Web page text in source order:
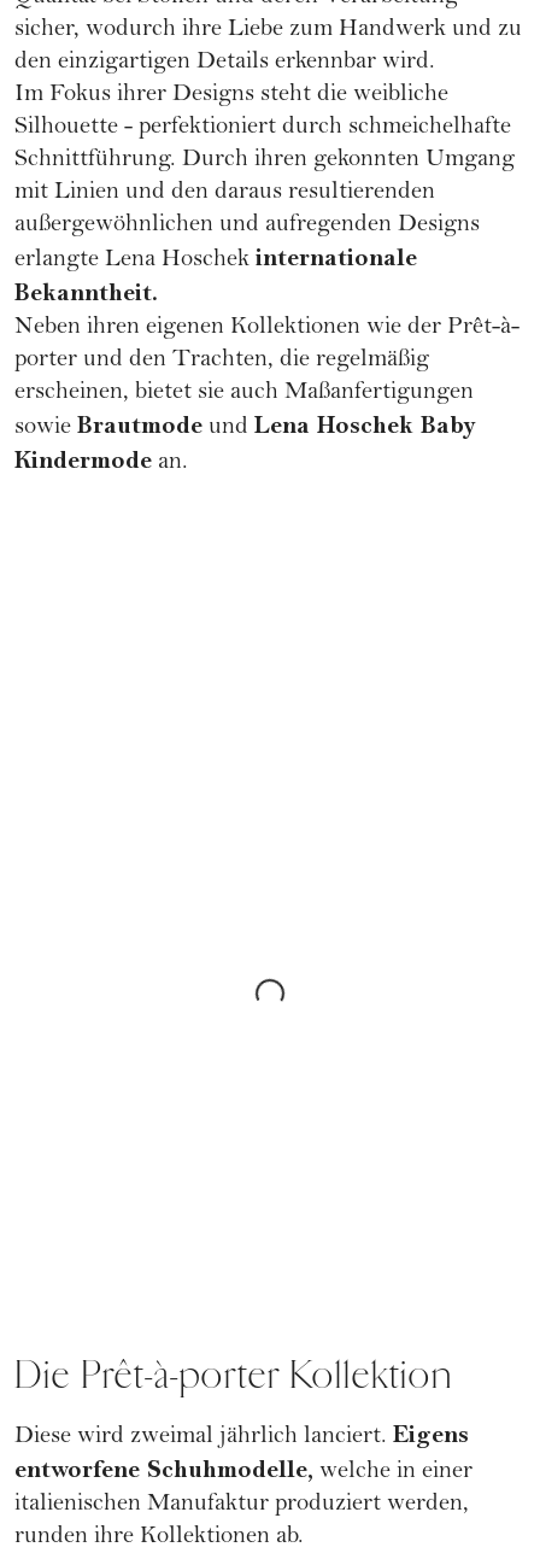
sicher, wodurch ihre Liebe zum Handwerk und zu
den einzigartigen Details erkennbar wird.
Im Fokus ihrer Designs steht die weibliche
Silhouette - perfektioniert durch schmeichelhafte
Schnittführung. Durch ihren gekonnten Umgang
mit Linien und den daraus resultierenden
außergewöhnlichen und aufregenden Designs
erlangte Lena Hoschek internationale
Bekanntheit.
Neben ihren eigenen Kollektionen wie der Prêt-à-
porter und den Trachten, die regelmäßig
erscheinen, bietet sie auch Maßanfertigungen
sowie Brautmode und Lena Hoschek Baby
Kindermode an.
Die Prêt-à-porter Kollektion
Diese wird zweimal jährlich lanciert. Eigens
entworfene Schuhmodelle, welche in einer
italienischen Manufaktur produziert werden,
runden ihre Kollektionen ab.